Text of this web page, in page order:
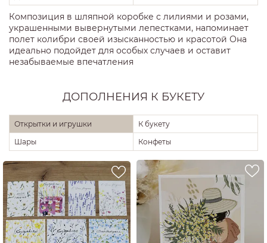
Композиция в шляпной коробке с лилиями и розами,
украшенными вывернутыми лепестками, напоминает
полет колибри своей изысканностью и красотой Она
идеально подойдет для особых случаев и оставит
незабываемые впечатления
ДОПОЛНЕНИЯ К БУКЕТУ
Открытки и игрушки
К букету
Шары
Конфеты